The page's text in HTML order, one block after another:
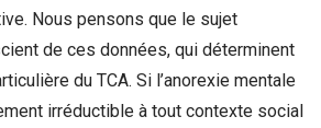
Nous pensons que le sujet
de ces données, qui déterminent
du TCA. Si l’anorexie mentale
irréductible à tout contexte social